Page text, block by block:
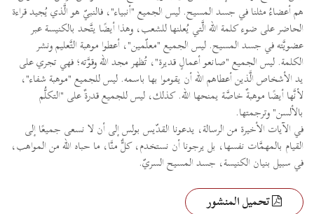
هم أعضاءُ مثلنا في جسد المسيح. ليس الجميع "أنبياء"، فالنبيّ هو الَّذي يُجيد قراءة
الحاضر على ضوء كلمة الله الَّتي يُعلنها للشعب، وهذا أيضًا يتَّحد بالكنيسة عبر
عضويَّته في جسد المسيح. ليس الجميع "معلّمين"، أعطوا موهبة التَّعليم ونشر
الكلمة. ليس الجميع "صانعو أعمالٍ قديرة"، تُظهر مجد الله وقوَّته؛ فهي تجري على
يد الأشخاص الَّذين أعطاهم الله أن يقوموا بها باسمه. ليس للجميع "موهبة شفاء"،
لأنَّها أيضًا موهبةٌ خاصَّة يمنحها الله. كذلك، ليس للجميع قدرةٌ على "التكلُّم
بالألسن" وترجمتها.
في الآيات الأخيرة من الرسالة، يدعونا القدّيس بولس إلى أن لا نسعى جميعًا إلى
القيام بالمهمَّات نفسها، بل يرجونا أن نستخدم، كلٌّ منَّا، ما حباه الله من المواهب،
في سبيل بنيان الكنيسة، جسد المسيح السريّ.
تحميل المنشور